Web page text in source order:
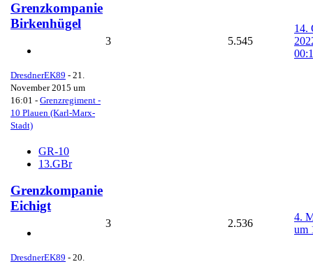
Grenzkompanie
Birkenhügel
DresdnerEK89 - 21.
November 2015 um
16:01 - Grenzregiment -
10 Plauen (Karl-Marx-
Stadt)
3 5.545
14.
GR-10
13.GBr
Grenzkompanie
Eichigt
DresdnerEK89 - 20.
3 2.536
4.
um